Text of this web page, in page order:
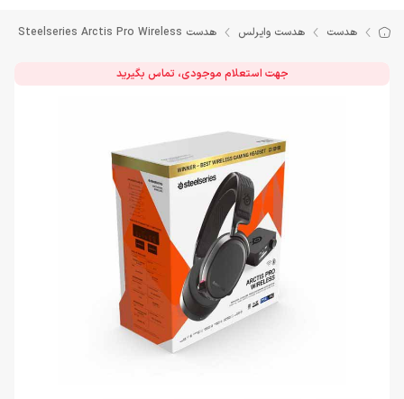
هدست هدست وایرلس هدست Steelseries Arctis Pro Wireless
جهت استعلام موجودی، تماس بگیرید